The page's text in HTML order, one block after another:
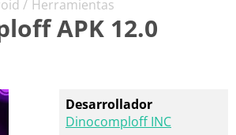
/ Herramientas
APK 12.0
Desarrollador
Dinocomploff INC